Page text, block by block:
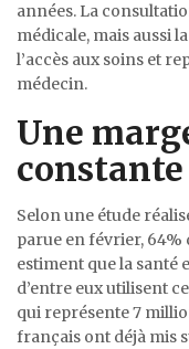
années. La
médicale, mais aussi
l’accès aux soins et
médecin.
Une
constante
Selon une étude
parue en février, 64%
estiment que la santé
d’entre eux utilisent
qui représente 7
français ont déjà mis